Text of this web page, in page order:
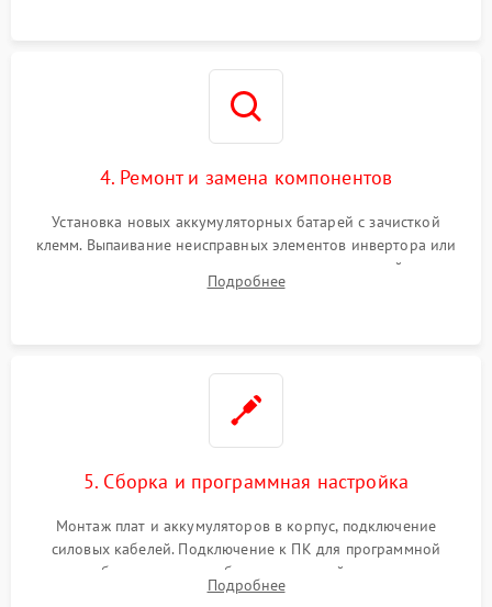
4. Ремонт и замена компонентов
Установка новых аккумуляторных батарей с зачисткой
клемм. Выпаивание неисправных элементов инвертора или
цепи зарядки и монтаж новых радиодеталей.
Восстановление поврежденных токоведущих дорожек и
Подробнее
5. Сборка и программная настройка
Монтаж плат и аккумуляторов в корпус, подключение
силовых кабелей. Подключение к ПК для программной
калибровки констант батареи, настройки порогов
срабатывания AVR и сброса счетчиков старения АКБ.
Подробнее